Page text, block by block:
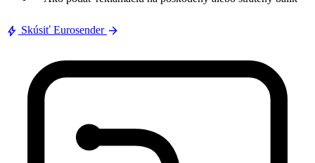
bolt Skúsiť Eurosender arrow_forward